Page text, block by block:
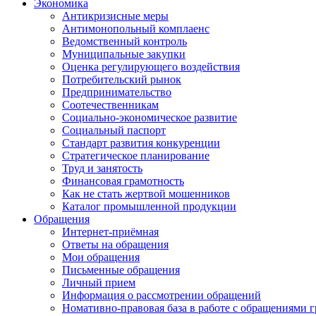
Экономика
Антикризисные меры
Антимонопольный комплаенс
Ведомственный контроль
Муниципальные закупки
Оценка регулирующего воздействия
Потребительский рынок
Предпринимательство
Соотечественникам
Социально-экономическое развитие
Социальный паспорт
Стандарт развития конкуренции
Стратегическое планирование
Труд и занятость
Финансовая грамотность
Как не стать жертвой мошенников
Каталог промышленной продукции
Обращения
Интернет-приёмная
Ответы на обращения
Мои обращения
Письменные обращения
Личный прием
Информация о рассмотрении обращений
Номативно-правовая база в работе с обращениями